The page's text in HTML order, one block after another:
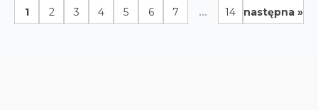
1 2 3 4 5 6 7 ... 14 następna »